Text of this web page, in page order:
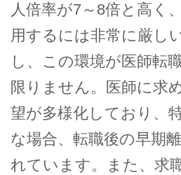
人倍率が7～8倍と高く
用するには非常に厳し
し、この環境が医師転
限りません。医師に求
望が多様化しており、
な場合、転職後の早期
れています。また、求